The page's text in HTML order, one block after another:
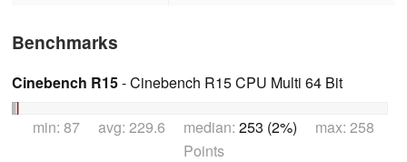
Benchmarks
Cinebench R15- Cinebench R15 CPU Multi 64 Bit
min: 87 avg: 229.6 median: 253 (2%) max: 258
Points